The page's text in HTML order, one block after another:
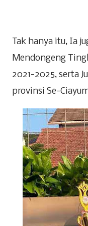
Tak hanya itu, Ia
Mendongeng
2021-2025, serta
provinsi Se-